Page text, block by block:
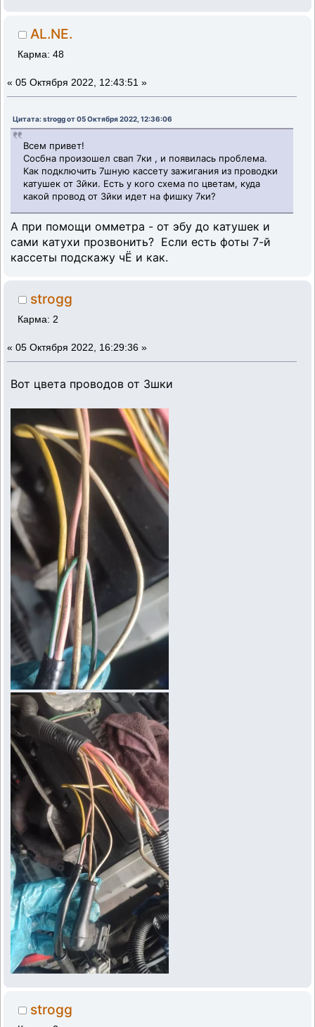
AL.NE.
Карма: 48
« 05 Октября 2022, 12:43:51 »
Цитата: strogg от 05 Октября 2022, 12:36:06
Всем привет!
Сосбна произошел свап 7ки , и появилась проблема.
Как подключить 7шную кассету зажигания из проводки
катушек от 3йки. Есть у кого схема по цветам, куда
какой провод от 3йки идет на фишку 7ки?
А при помощи омметра - от эбу до катушек и
сами катухи прозвонить? Если есть фоты 7-й
кассеты подскажу чЁ и как.
strogg
Карма: 2
« 05 Октября 2022, 16:29:36 »
Вот цвета проводов от 3шки
strogg